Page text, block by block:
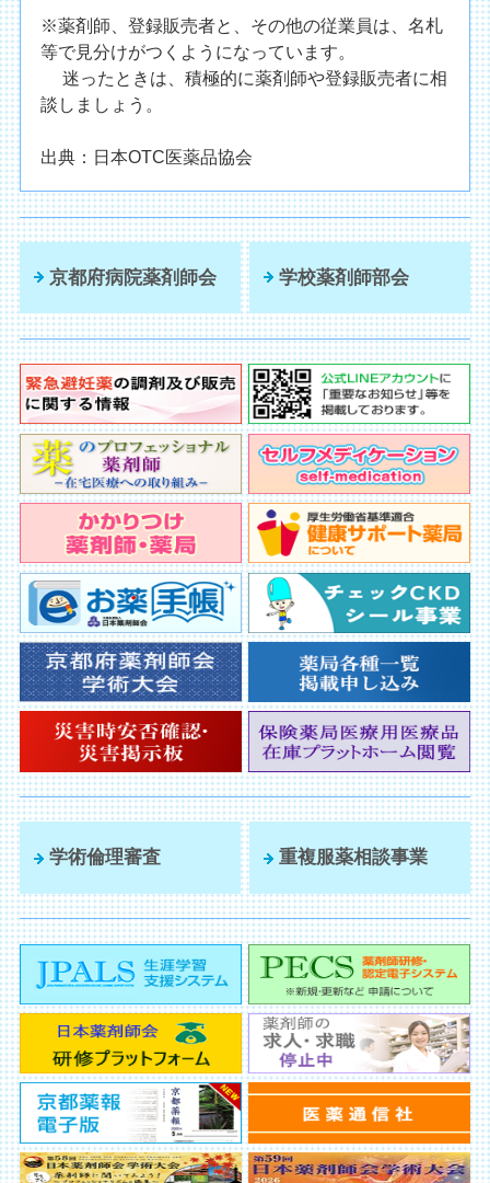
※薬剤師、登録販売者と、その他の従業員は、名札
等で見分けがつくようになっています。
迷ったときは、積極的に薬剤師や登録販売者に相
談しましょう。
出典：日本OTC医薬品協会
京都府病院薬剤師会 学校薬剤師部会
学術倫理審査 重複服薬相談事業